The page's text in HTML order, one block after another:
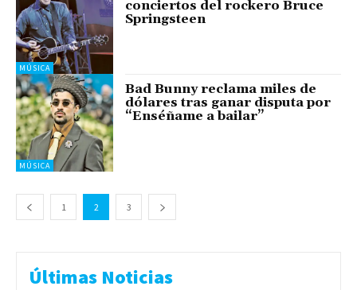
MÚSICA
conciertos del rockero Bruce
Springsteen
MÚSICA
Bad Bunny reclama miles de
dólares tras ganar disputa por
“Enséñame a bailar”
1 2 3
Últimas Noticias